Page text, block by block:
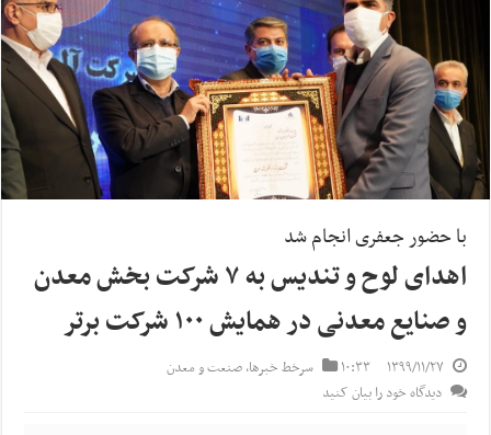
با حضور جعفری انجام شد
اهدای لوح و تندیس به ۷ شرکت بخش معدن
و صنایع معدنی در همایش ۱۰۰ شرکت برتر
۱۳۹۹/۱۱/۲۷ ۱۰:۳۳ سرخط خبرها,صنعت و معدن
دیدگاه خود را بیان کنید